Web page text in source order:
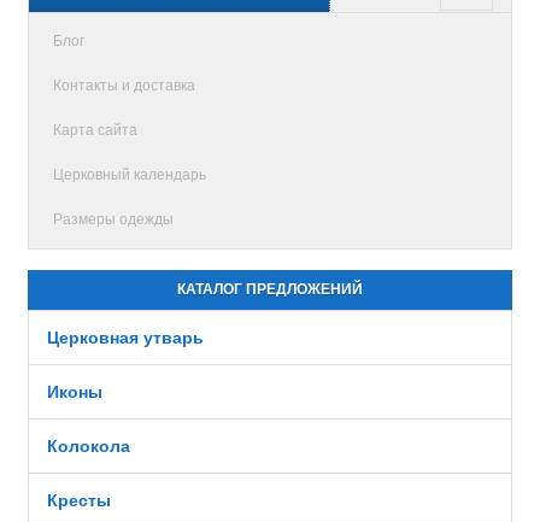
Блог
Контакты и доставка
Карта сайта
Церковный календарь
Размеры одежды
КАТАЛОГ ПРЕДЛОЖЕНИЙ
Церковная утварь
Иконы
Колокола
Кресты